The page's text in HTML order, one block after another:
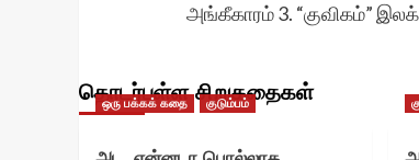
அங்கீகாரம் 3. “குவிகம்”
தொடர்புள்ள சிறுகதைகள்
ஒரு பக்கக் கதை குடும்பம்